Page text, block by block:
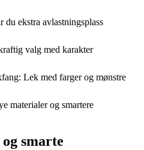
ekstra avlastningsplass
valg med karakter
Lek med farger og mønstre
materialer og smartere
smarte